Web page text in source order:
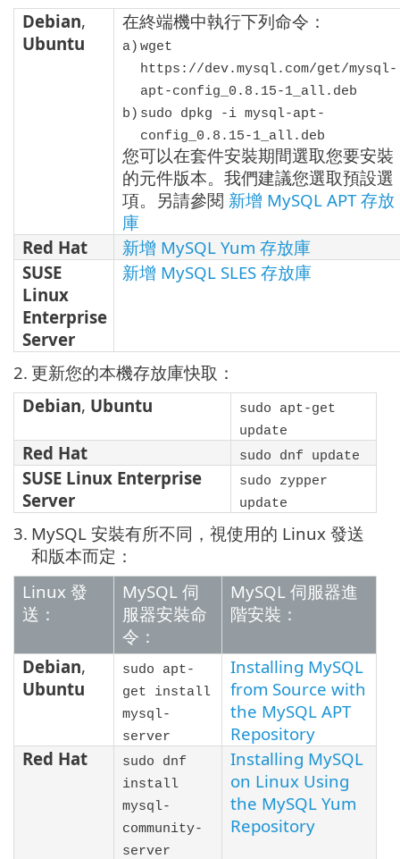
Debian,
Ubuntu
在終端機中執行下列命令：
a) wget
https://dev.mysql.com/get/mysql-
apt-config_0.8.15-1_all.deb
b) sudo dpkg -i mysql-apt-
config_0.8.15-1_all.deb
您可以在套件安裝期間選取您要安裝
的元件版本。我們建議您選取預設選
項。另請參閱 新增 MySQL APT 存放
庫
Red Hat
新增 MySQL Yum 存放庫
SUSE
Linux
Enterprise
Server
新增 MySQL SLES 存放庫
2. 更新您的本機存放庫快取：
Debian, Ubuntu
sudo apt-get
update
Red Hat sudo dnf update
SUSE Linux Enterprise
Server
sudo zypper
update
3. MySQL 安裝有所不同，視使用的 Linux 發送
和版本而定：
Linux 發
送：
MySQL 伺
服器安裝命
令：
MySQL 伺服器進
階安裝：
Debian,
Ubuntu
sudo apt-
get install
mysql-
server
Installing MySQL
from Source with
the MySQL APT
Repository
Red Hat
sudo dnf
install
mysql-
community-
server
Installing MySQL
on Linux Using
the MySQL Yum
Repository